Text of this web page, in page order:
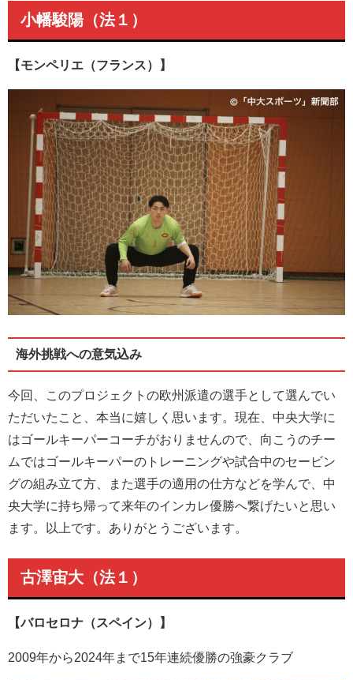
小幡駿陽（法１）
【モンペリエ（フランス）】
海外挑戦への意気込み
今回、このプロジェクトの欧州派遣の選手として選んでい
ただいたこと、本当に嬉しく思います。現在、中央大学に
はゴールキーパーコーチがおりませんので、向こうのチー
ムではゴールキーパーのトレーニングや試合中のセービン
グの組み立て方、また選手の適用の仕方などを学んで、中
央大学に持ち帰って来年のインカレ優勝へ繋げたいと思い
ます。以上です。ありがとうございます。
古澤宙大（法１）
【バロセロナ（スペイン）】
2009年から2024年まで15年連続優勝の強豪クラブ